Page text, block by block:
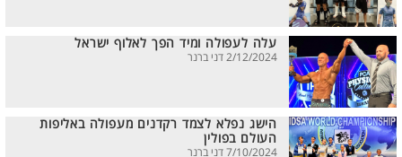
עלה לעפולה ומיד הפך לאלוף ישראל
2/12/2024 דני ברנר
הישג נפלא לצמד רקדנים מעפולה באליפות
העולם בפולין
7/10/2024 דני ברנר